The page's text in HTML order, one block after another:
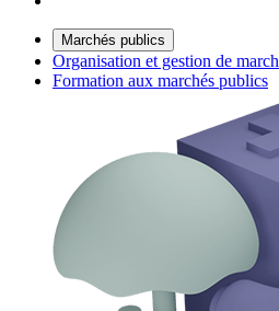
Marchés publics
Organisation et gestion de
Formation aux marchés publics